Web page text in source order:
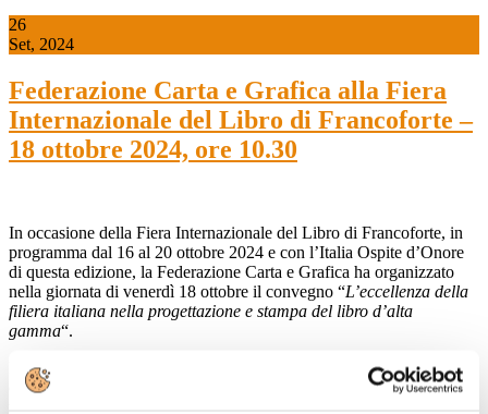
26
Set, 2024
Federazione Carta e Grafica alla Fiera
Internazionale del Libro di Francoforte –
18 ottobre 2024, ore 10.30
In occasione della Fiera Internazionale del Libro di Francoforte, in
programma dal 16 al 20 ottobre 2024 e con l’Italia Ospite d’Onore
di questa edizione, la Federazione Carta e Grafica ha organizzato
nella giornata di venerdì 18 ottobre il convegno “L’eccellenza della
filiera italiana nella progettazione e stampa del libro d’alta
gamma“.
Il convegno, che si terrà alle ore 10.30 del 18 ottobre presso lo stand
collettivo AIE, sarà dedicato a mettere in luce l’eccellenza italiana